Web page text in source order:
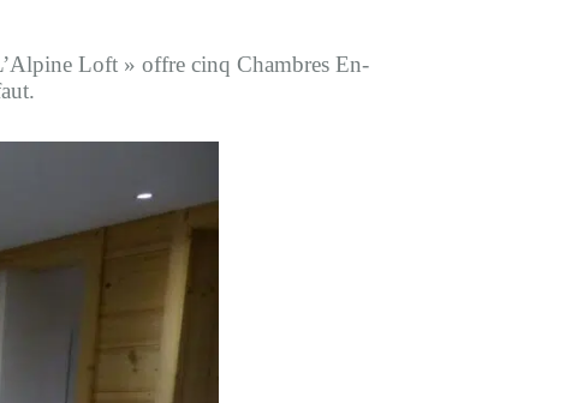
Loft » offre cinq Chambres En-